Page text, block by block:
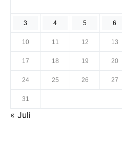
3 4 5 6
10 11 12 13
17 18 19 20
24 25 26 27
31
« Juli